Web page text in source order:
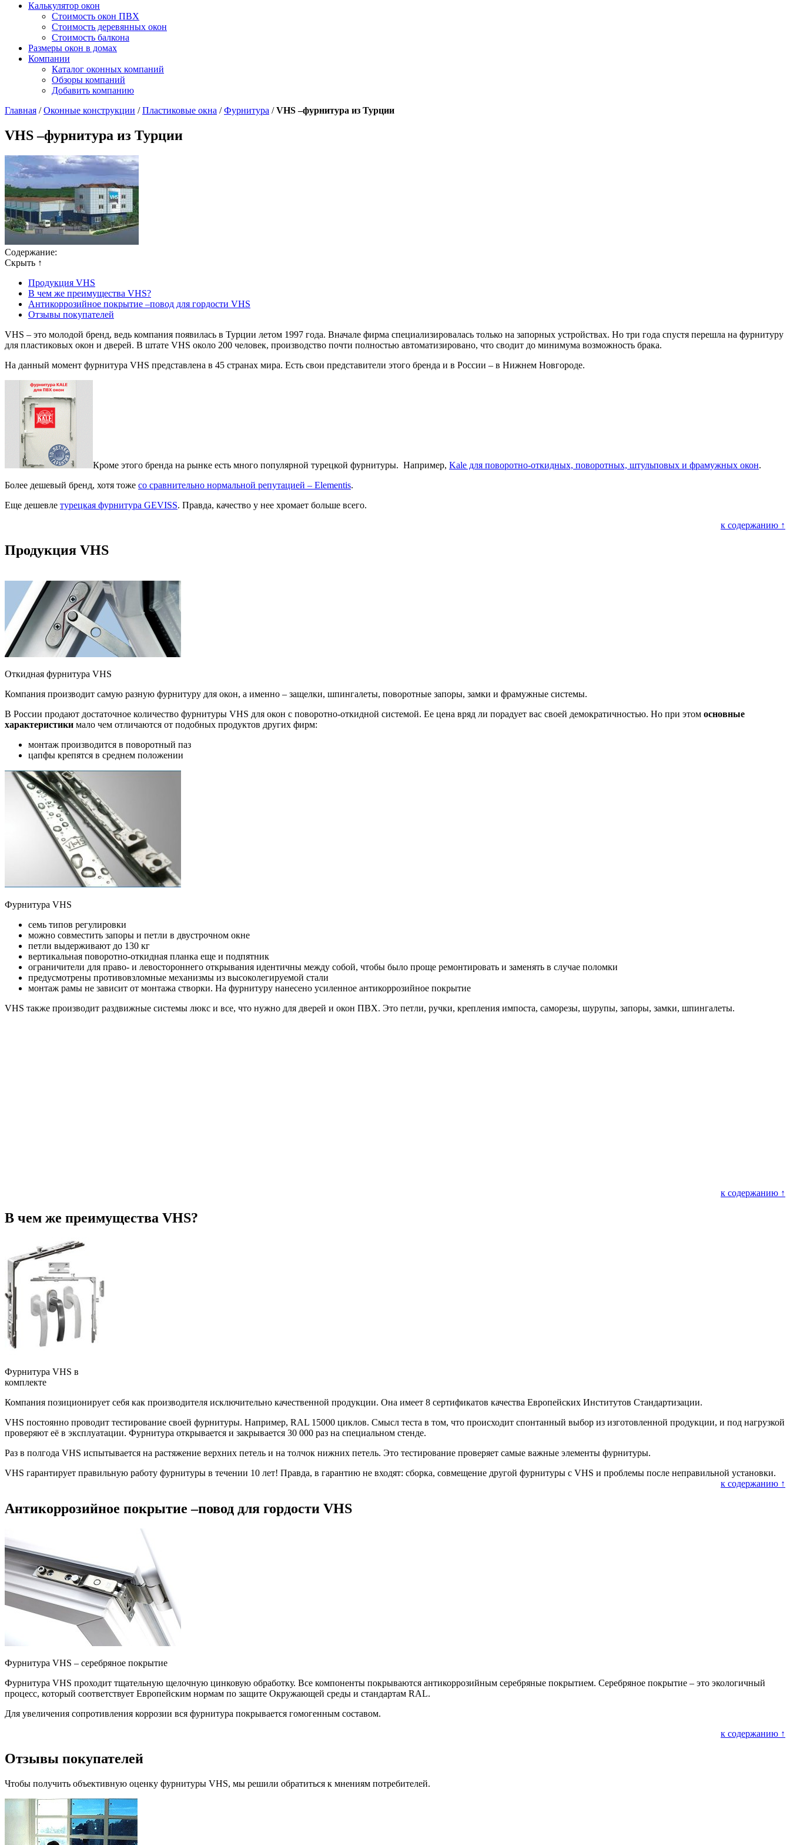
Калькулятор окон
Стоимость окон ПВХ
Стоимость деревянных окон
Стоимость балкона
Размеры окон в домах
Компании
Каталог оконных компаний
Обзоры компаний
Добавить компанию
Главная /Оконные конструкции /Пластиковые окна /Фурнитура /VHS –фурнитура из Турции
VHS –фурнитура из Турции
Содержание:
Скрыть ↑
Продукция VHS
В чем же преимущества VHS?
Антикоррозийное покрытие –повод для гордости VHS
Отзывы покупателей
VHS – это молодой бренд, ведь компания появилась в Турции летом 1997 года. Вначале фирма специализировалась только на запорных устройствах. Но три года спустя перешла на фурнитуру
для пластиковых окон и дверей. В штате VHS около 200 человек, производство почти полностью автоматизировано, что сводит до минимума возможность брака.
На данный момент фурнитура VHS представлена в 45 странах мира. Есть свои представители этого бренда и в России – в Нижнем Новгороде.
Кроме этого бренда на рынке есть много популярной турецкой фурнитуры. Например, Kale для поворотно-откидных, поворотных, штульповых и фрамужных окон.
Более дешевый бренд, хотя тоже со сравнительно нормальной репутацией – Elementis.
Еще дешевле турецкая фурнитура GEVISS. Правда, качество у нее хромает больше всего.
к содержанию ↑
Продукция VHS
Откидная фурнитура VHS
Компания производит самую разную фурнитуру для окон, а именно – защелки, шпингалеты, поворотные запоры, замки и фрамужные системы.
В России продают достаточное количество фурнитуры VHS для окон с поворотно-откидной системой. Ее цена вряд ли порадует вас своей демократичностью. Но при этом основные
характеристики мало чем отличаются от подобных продуктов других фирм:
монтаж производится в поворотный паз
цапфы крепятся в среднем положении
Фурнитура VHS
семь типов регулировки
можно совместить запоры и петли в двустрочном окне
петли выдерживают до 130 кг
вертикальная поворотно-откидная планка еще и подпятник
ограничители для право- и левостороннего открывания идентичны между собой, чтобы было проще ремонтировать и заменять в случае поломки
предусмотрены противовзломные механизмы из высоколегируемой стали
монтаж рамы не зависит от монтажа створки. На фурнитуру нанесено усиленное антикоррозийное покрытие
VHS также производит раздвижные системы люкс и все, что нужно для дверей и окон ПВХ. Это петли, ручки, крепления импоста, саморезы, шурупы, запоры, замки, шпингалеты.
к содержанию ↑
В чем же преимущества VHS?
Фурнитура VHS в
комплекте
Компания позиционирует себя как производителя исключительно качественной продукции. Она имеет 8 сертификатов качества Европейских Институтов Стандартизации.
VHS постоянно проводит тестирование своей фурнитуры. Например, RAL 15000 циклов. Смысл теста в том, что происходит спонтанный выбор из изготовленной продукции, и под нагрузкой
проверяют её в эксплуатации. Фурнитура открывается и закрывается 30 000 раз на специальном стенде.
Раз в полгода VHS испытывается на растяжение верхних петель и на толчок нижних петель. Это тестирование проверяет самые важные элементы фурнитуры.
VHS гарантирует правильную работу фурнитуры в течении 10 лет! Правда, в гарантию не входят: сборка, совмещение другой фурнитуры с VHS и проблемы после неправильной установки.
к содержанию ↑
Антикоррозийное покрытие –повод для гордости VHS
Фурнитура VHS – серебряное покрытие
Фурнитура VHS проходит тщательную щелочную цинковую обработку. Все компоненты покрываются антикоррозийным серебряные покрытием. Серебряное покрытие – это экологичный
процесс, который соответствует Европейским нормам по защите Окружающей среды и стандартам RAL.
Для увеличения сопротивления коррозии вся фурнитура покрывается гомогенным составом.
к содержанию ↑
Отзывы покупателей
Чтобы получить объективную оценку фурнитуры VHS, мы решили обратиться к мнениям потребителей.